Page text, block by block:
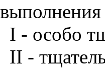
выполнения
I - особо
II -